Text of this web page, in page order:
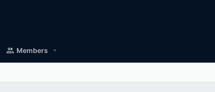
Members